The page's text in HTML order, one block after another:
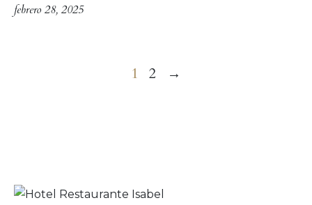
febrero 28, 2025
1 2 →